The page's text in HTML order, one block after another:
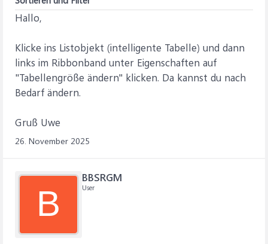
Hallo,
Klicke ins Listobjekt (intelligente Tabelle) und dann
links im Ribbonband unter Eigenschaften auf
"Tabellengröße ändern" klicken. Da kannst du nach
Bedarf ändern.
Gruß Uwe
26. November 2025
B
BBSRGM
User